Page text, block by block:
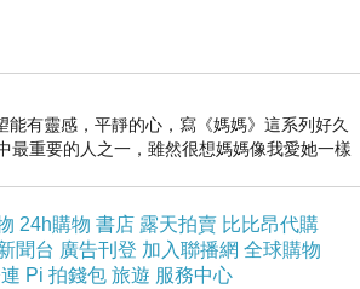
流 林薇打造全新時尚場域
品牌創辦人同時也是台灣知
全新發展時表示，「開設選品
突破與決定。主要目標是引進
給台灣的時尚愛好者，想跟更
風尚。同時，這也是個人品牌
從奢華訂製的高訂禮服到潮流
透過V.KOORR接觸更多年輕世
能有靈感，平靜的心，寫《媽媽》這系列好久
最重要的人之一，雖然很想媽媽像我愛她一樣
24h購物 書店 露天拍賣 比比昂代購
聞台 廣告刊登 加入聯播網 全球購物
Pi 拍錢包 旅遊 服務中心